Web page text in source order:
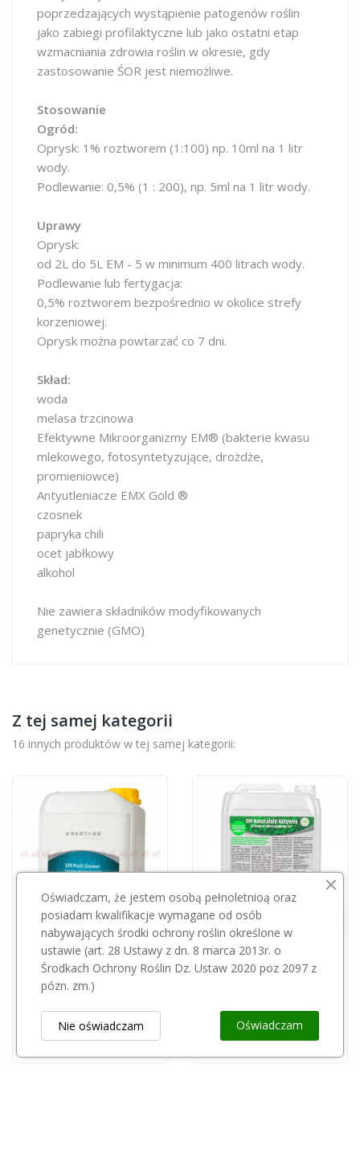
poprzedzających wystąpienie patogenów roślin
jako zabiegi profilaktyczne lub jako ostatni etap
wzmacniania zdrowia roślin w okresie, gdy
zastosowanie ŚOR jest niemożliwe.
Stosowanie
Ogród:
Oprysk: 1% roztworem (1:100) np. 10ml na 1 litr
wody.
Podlewanie: 0,5% (1 : 200), np. 5ml na 1 litr wody.
Uprawy
Oprysk:
od 2L do 5L EM - 5 w minimum 400 litrach wody.
Podlewanie lub fertygacja:
0,5% roztworem bezpośrednio w okolice strefy
korzeniowej.
Oprysk można powtarzać co 7 dni.
Skład:
woda
melasa trzcinowa
Efektywne Mikroorganizmy EM® (bakterie kwasu
mlekowego, fotosyntetyzujące, drożdże,
promieniowce)
Antyutleniacze EMX Gold ®
czosnek
papryka chili
ocet jabłkowy
alkohol
Nie zawiera składników modyfikowanych
genetycznie (GMO)
Z tej samej kategorii
16 innych produktów w tej samej kategorii:
GREENLAND TECHNOLOGIA
EM multi grower 5l
160,00 zł
GREENLAND TECHNOLOGIA
Oświadczam, że jestem osobą pełnoletnioą oraz
posiadam kwalifikacje wymagane od osób
nabywających środki ochrony roślin określone w
ustawie (art. 28 Ustawy z dn. 8 marca 2013r. o
Środkach Ochrony Roślin Dz. Ustaw 2020 poz 2097 z
pózn. zm.)
Oświadczam
Nie oświadczam